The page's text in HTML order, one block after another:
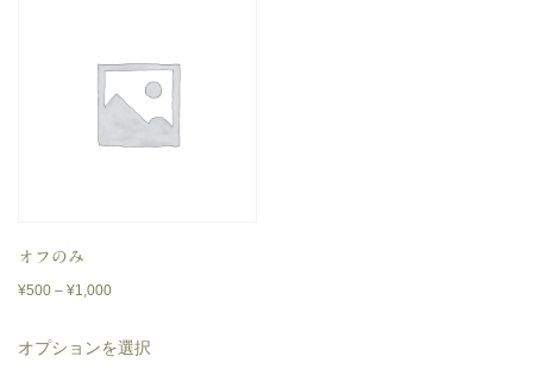
オフのみ
¥500 – ¥1,000価
帯:
オプションを選択